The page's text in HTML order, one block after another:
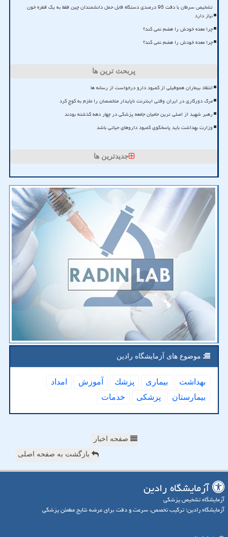
تشخیص سرطان با دقت 95 درصدی دستگاه قابل حمل دانشمندان چین فقط به یک قطره خون
نیاز دارد
چرا معده خودش را هضم نمی کند؟
چرا معده خودش را هضم نمی کند؟
پربحث ترین ها
انتقاد بیماران هموفیلی از کمبود دارو درخواست از رسانه ها
مرگ دورکاری در ایران وقتی اینترنت ناپایدار متخصصان را ملزم به کوچ کرد
رهبر شهید از اصلی ترین حامیان جامعه پزشکی در چهار دهه گذشته بودند
وزارت بهداشت باید پاسخگوی کمبود داروهای حیاتی باشد
جدیدترین ها
موضوع های آزمایشگاه رادین
بهداشت بیماری پزشك آموزش
امداد
بیمارستان
پزشكی خدمات
صفحه اخبار
بازگشت به صفحه اصلی
آزمایشگاه رادین
آزمایشگاه تشخیص پزشکی
آزمایشگاه رادین؛ ترکیب تخصص، سرعت و دقت برای عرضه نتایج مطمئن پزشکی